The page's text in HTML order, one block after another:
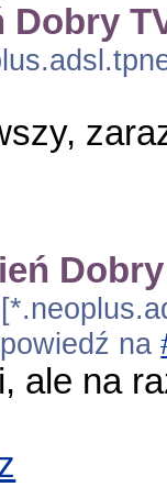
Dobry
na
ale na